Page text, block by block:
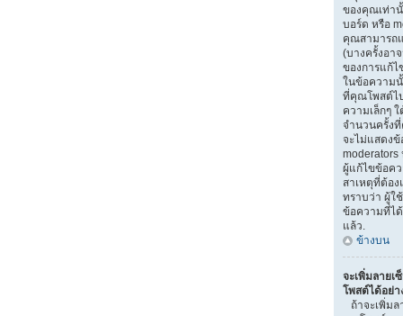
ของคุณเท่านั้
บอร์ด หรือ
คุณสามารถ
(บางครั้งอา
ของการแก้
ในข้อความ
ที่คุณโพสต์ไ
ความเล็กๆ
จำนวนครั้ง
จะไม่แสดงข้
moderators
ผู้แก้ไขข้อค
สาเหตุที่ต้อ
ทราบว่า ผู้ใ
ข้อความที่ไ
แล้ว.
ข้างบน
จะเพิ่มลาย
โพสต์ได้อย่า
ถ้าจะเพิ่ม